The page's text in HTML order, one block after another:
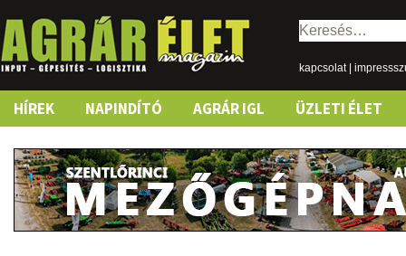
Keresés:
kapcsolat|
Skip
content
HÍREK NAPINDÍTÓ AGRÁR IGL ÜZLETI ÉLET